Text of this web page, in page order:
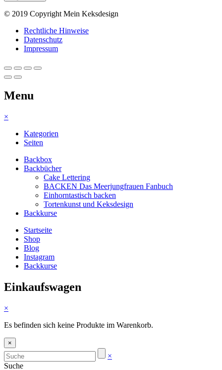
© 2019 Copyright Mein Keksdesign
Rechtliche Hinweise
Datenschutz
Impressum
Menu
×
Kategorien
Seiten
Backbox
Backbücher
Cake Lettering
BACKEN Das Meerjungfrauen Fanbuch
Einhorntastisch backen
Tortenkunst und Keksdesign
Backkurse
Startseite
Shop
Blog
Instagram
Backkurse
Einkaufswagen
×
Es befinden sich keine Produkte im Warenkorb.
×
×
Suche